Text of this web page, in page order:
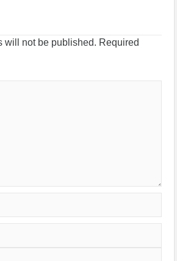
will not be published. Required